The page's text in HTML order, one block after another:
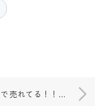
断トツで売れてる！！！❤️